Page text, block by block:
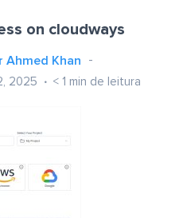
on cloudways
Ahmed Khan
2025 < 1 min de leitura